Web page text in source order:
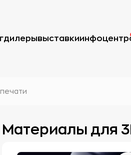
дилерывыставкиинфоцентр
Материалы для